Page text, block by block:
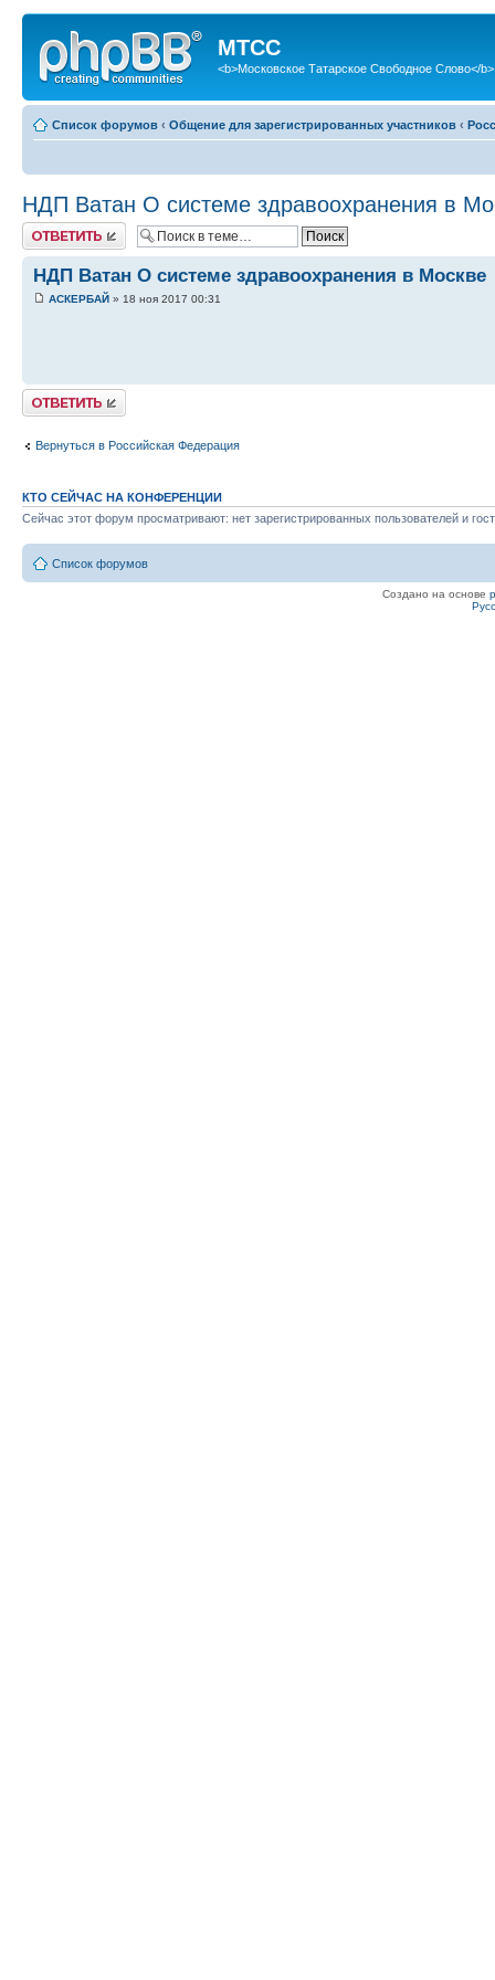
МТСС
<b>Московское Татарское Свободное Слово</b>
Список форумов ‹ Общение для зарегистрированных участников ‹
НДП Ватан О системе здравоохранения в
Ответить
НДП Ватан О системе здравоохранения в Москве
АСКЕРБАЙ » 18 ноя 2017 00:31
Ответить
Вернуться в Российская Федерация
КТО СЕЙЧАС НА КОНФЕРЕНЦИИ
Сейчас этот форум просматривают: нет зарегистрированных пользователей и
Список форумов
Создано на основе